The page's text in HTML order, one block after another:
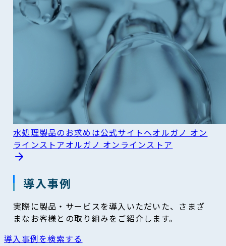
水処理製品のお求めは公式サイトへオルガノ オン
ラインストアオルガノ オンラインストア
導入事例
実際に製品・サービスを導入いただいた、さまざ
まなお客様との取り組みをご紹介します。
導入事例を検索する